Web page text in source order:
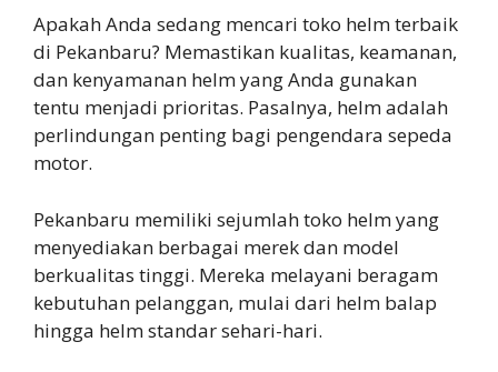
Apakah Anda sedang mencari toko helm terbaik
di Pekanbaru? Memastikan kualitas, keamanan,
dan kenyamanan helm yang Anda gunakan
tentu menjadi prioritas. Pasalnya, helm adalah
perlindungan penting bagi pengendara sepeda
motor.
Pekanbaru memiliki sejumlah toko helm yang
menyediakan berbagai merek dan model
berkualitas tinggi. Mereka melayani beragam
kebutuhan pelanggan, mulai dari helm balap
hingga helm standar sehari-hari.